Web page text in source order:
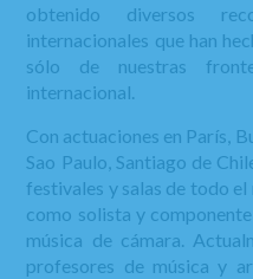
obtenido diversos
internacionales que han
sólo de nuestras
internacional.
Con actuaciones en París,
Sao Paulo, Santiago de
festivales y salas de todo
como solista y
música de cámara.
profesores de música y